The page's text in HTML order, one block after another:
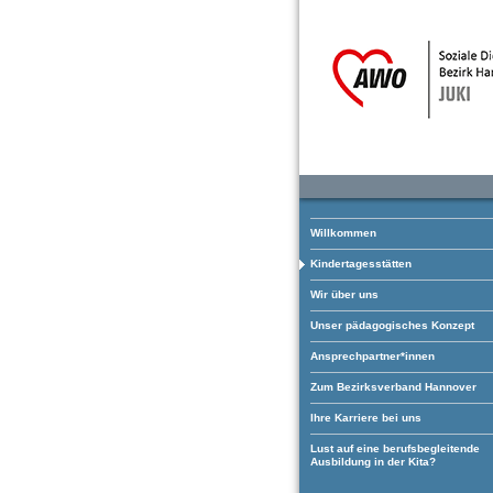
Willkommen
Kindertagesstätten
Wir über uns
Unser pädagogisches Konzept
Ansprechpartner*innen
Zum Bezirksverband Hannover
Ihre Karriere bei uns
Lust auf eine berufsbegleitende
Ausbildung in der Kita?